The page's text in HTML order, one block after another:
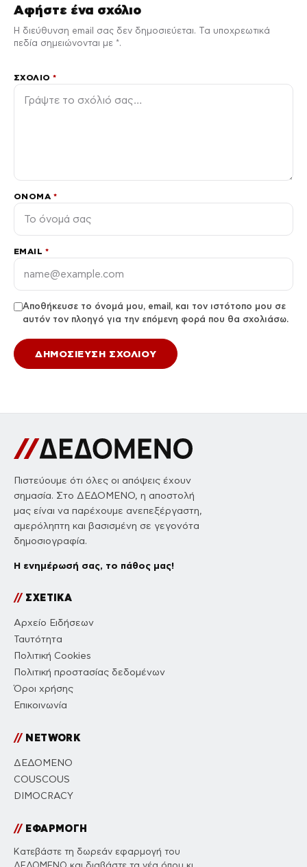
Αφήστε ένα σχόλιο
Η διεύθυνση email σας δεν δημοσιεύεται. Τα υποχρεωτικά
πεδία σημειώνονται με *.
ΣΧΌΛΙΟ*
ΌΝΟΜΑ *
EMAIL *
Αποθήκευσε το όνομά μου, email, και τον ιστότοπο μου σε
αυτόν τον πλοηγό για την επόμενη φορά που θα σχολιάσω.
Πιστεύουμε ότι όλες οι απόψεις έχουν
σημασία. Στο ΔΕΔΟΜΕΝΟ, η αποστολή
μας είναι να παρέχουμε ανεπεξέργαστη,
αμερόληπτη και βασισμένη σε γεγονότα
δημοσιογραφία.
Η ενημέρωσή σας, το πάθος μας!
//ΣΧΕΤΙΚΑ
Αρχείο Ειδήσεων
Ταυτότητα
Πολιτική Cookies
Πολιτική προστασίας δεδομένων
Όροι χρήσης
Επικοινωνία
//NETWORK
ΔΕΔΟΜΕΝΟ
COUSCOUS
DIMOCRACY
//ΕΦΑΡΜΟΓΗ
Κατεβάστε τη δωρεάν εφαρμογή του